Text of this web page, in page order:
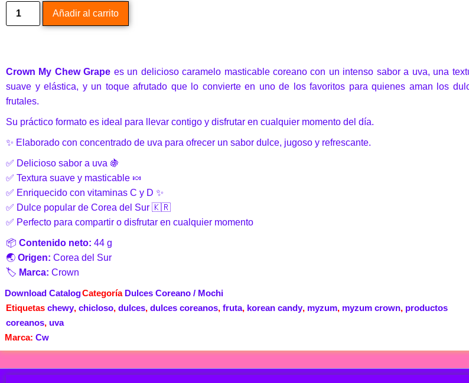
Añadir al carrito
Crown My Chew Grape es un delicioso caramelo masticable coreano con un intenso sabor a uva, una
suave y elástica, y un toque afrutado que lo convierte en uno de los favoritos para quienes aman los
frutales.
Su práctico formato es ideal para llevar contigo y disfrutar en cualquier momento del día.
✨ Elaborado con concentrado de uva para ofrecer un sabor dulce, jugoso y refrescante.
✅ Delicioso sabor a uva 🍇
✅ Textura suave y masticable 🍬
✅ Enriquecido con vitaminas C y D ✨
✅ Dulce popular de Corea del Sur 🇰🇷
✅ Perfecto para compartir o disfrutar en cualquier momento
📦 Contenido neto: 44 g
🌏 Origen: Corea del Sur
🏷️ Marca: Crown
Download CatalogCategoría Dulces Coreano / Mochi
Etiquetas chewy, chicloso, dulces, dulces coreanos, fruta, korean candy, myzum, myzum crown, productos
coreanos, uva
Marca: Cw